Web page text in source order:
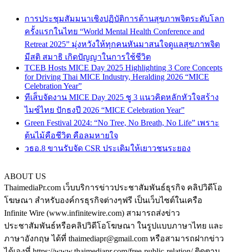
การประชุมสัมมนาเชิงปฏิบัติการด้านสุขภาพจิตระดับโลก
ครั้งแรกในไทย “World Mental Health Conference and
Retreat 2025” มุ่งหวังให้ทุกคนหันมาสนใจดูแลสุขภาพจิต
มีสติ สมาธิ เกิดปัญญาในการใช้ชีวิต
TCEB Hosts MICE Day 2025 Highlighting 3 Core Concepts
for Driving Thai MICE Industry, Heralding 2026 “MICE
Celebration Year”
ทีเส็บจัดงาน MICE Day 2025 ชู 3 แนวคิดหลักหัวใจสร้าง
ไมซ์ไทย ปักธงปี 2026 “MICE Celebration Year”
Green Festival 2024: “No Tree, No Breath, No Life” เพราะ
ต้นไม้คือชีวิต คือลมหายใจ
วธอ.8 ขานรับจัด CSR ประเดิมให้เยาวชนระยอง
ABOUT US
ThaimediaPr.com เว็บบริการข่าวประชาสัมพันธ์ธุรกิจ คลิปวิดีโอ
โฆษณา สำหรับองค์กรธุรกิจต่างๆฟรี เป็นเว็บไซต์ในเครือ
Infinite Wire (www.infinitewire.com) สามารถส่งข่าว
ประชาสัมพันธ์หรือคลิปวิดีโอโฆษณา ในรูปแบบภาษาไทย และ
ภาษาอังกฤษ ได้ที่ thaimediapr@gmail.com หรือสามารถฝากข่าว